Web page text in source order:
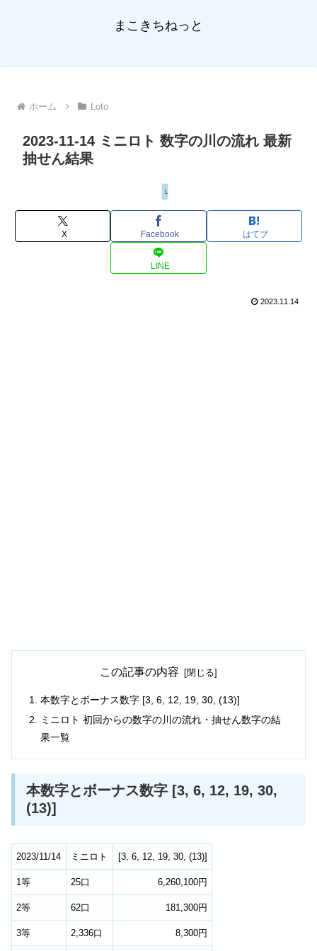
まこきちねっと
ホーム Loto
2023-11-14 ミニロト 数字の川の流れ 最新
抽せん結果
Loto
X Facebook はてブ
LINE
2023.11.14
この記事の内容
本数字とボーナス数字 [3, 6, 12, 19, 30, (13)]
ミニロト 初回からの数字の川の流れ・抽せん数字の結
果一覧
本数字とボーナス数字 [3, 6, 12, 19, 30,
(13)]
2023/11/14 ミニロト [3, 6, 12, 19, 30, (13)]
1等 25口 6,260,100円
2等 62口 181,300円
3等 2,336口 8,300円